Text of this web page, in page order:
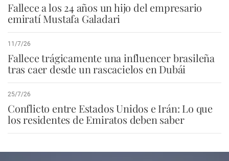
Fallece a los 24 años un hijo del empresario
emiratí Mustafa Galadari
11/7/26
Fallece trágicamente una influencer brasileña
tras caer desde un rascacielos en Dubái
25/7/26
Conflicto entre Estados Unidos e Irán: Lo que
los residentes de Emiratos deben saber